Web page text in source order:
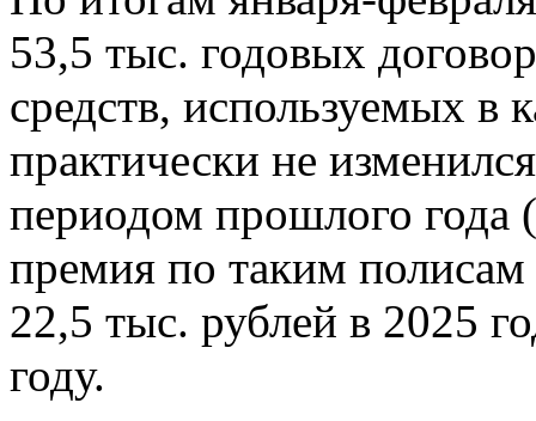
53,5 тыс. годовых
средств, используемых в
практически не
периодом прошлого года
премия по таким
22,5 тыс. рублей в 2025
году.